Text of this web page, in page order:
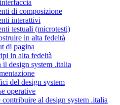
di composizione
interattivi
testuali (microtesti)
in alta fedeltà
di pagina
in alta fedeltà
il design system .italia
del design system
operative
al design system .italia